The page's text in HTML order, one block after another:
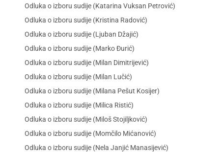
Odluka o izboru sudije (Katarina Vuksan Petrović)
Odluka o izboru sudije (Kristina Radović)
Odluka o izboru sudije (Ljuban Džajić)
Odluka o izboru sudije (Marko Đurić)
Odluka o izboru sudije (Milan Dimitrijević)
Odluka o izboru sudije (Milan Lučić)
Odluka o izboru sudije (Milana Pešut Kosijer)
Odluka o izboru sudije (Milica Ristić)
Odluka o izboru sudije (Miloš Stojiljković)
Odluka o izboru sudije (Momčilo Mićanović)
Odluka o izboru sudije (Nela Janjić Manasijević)